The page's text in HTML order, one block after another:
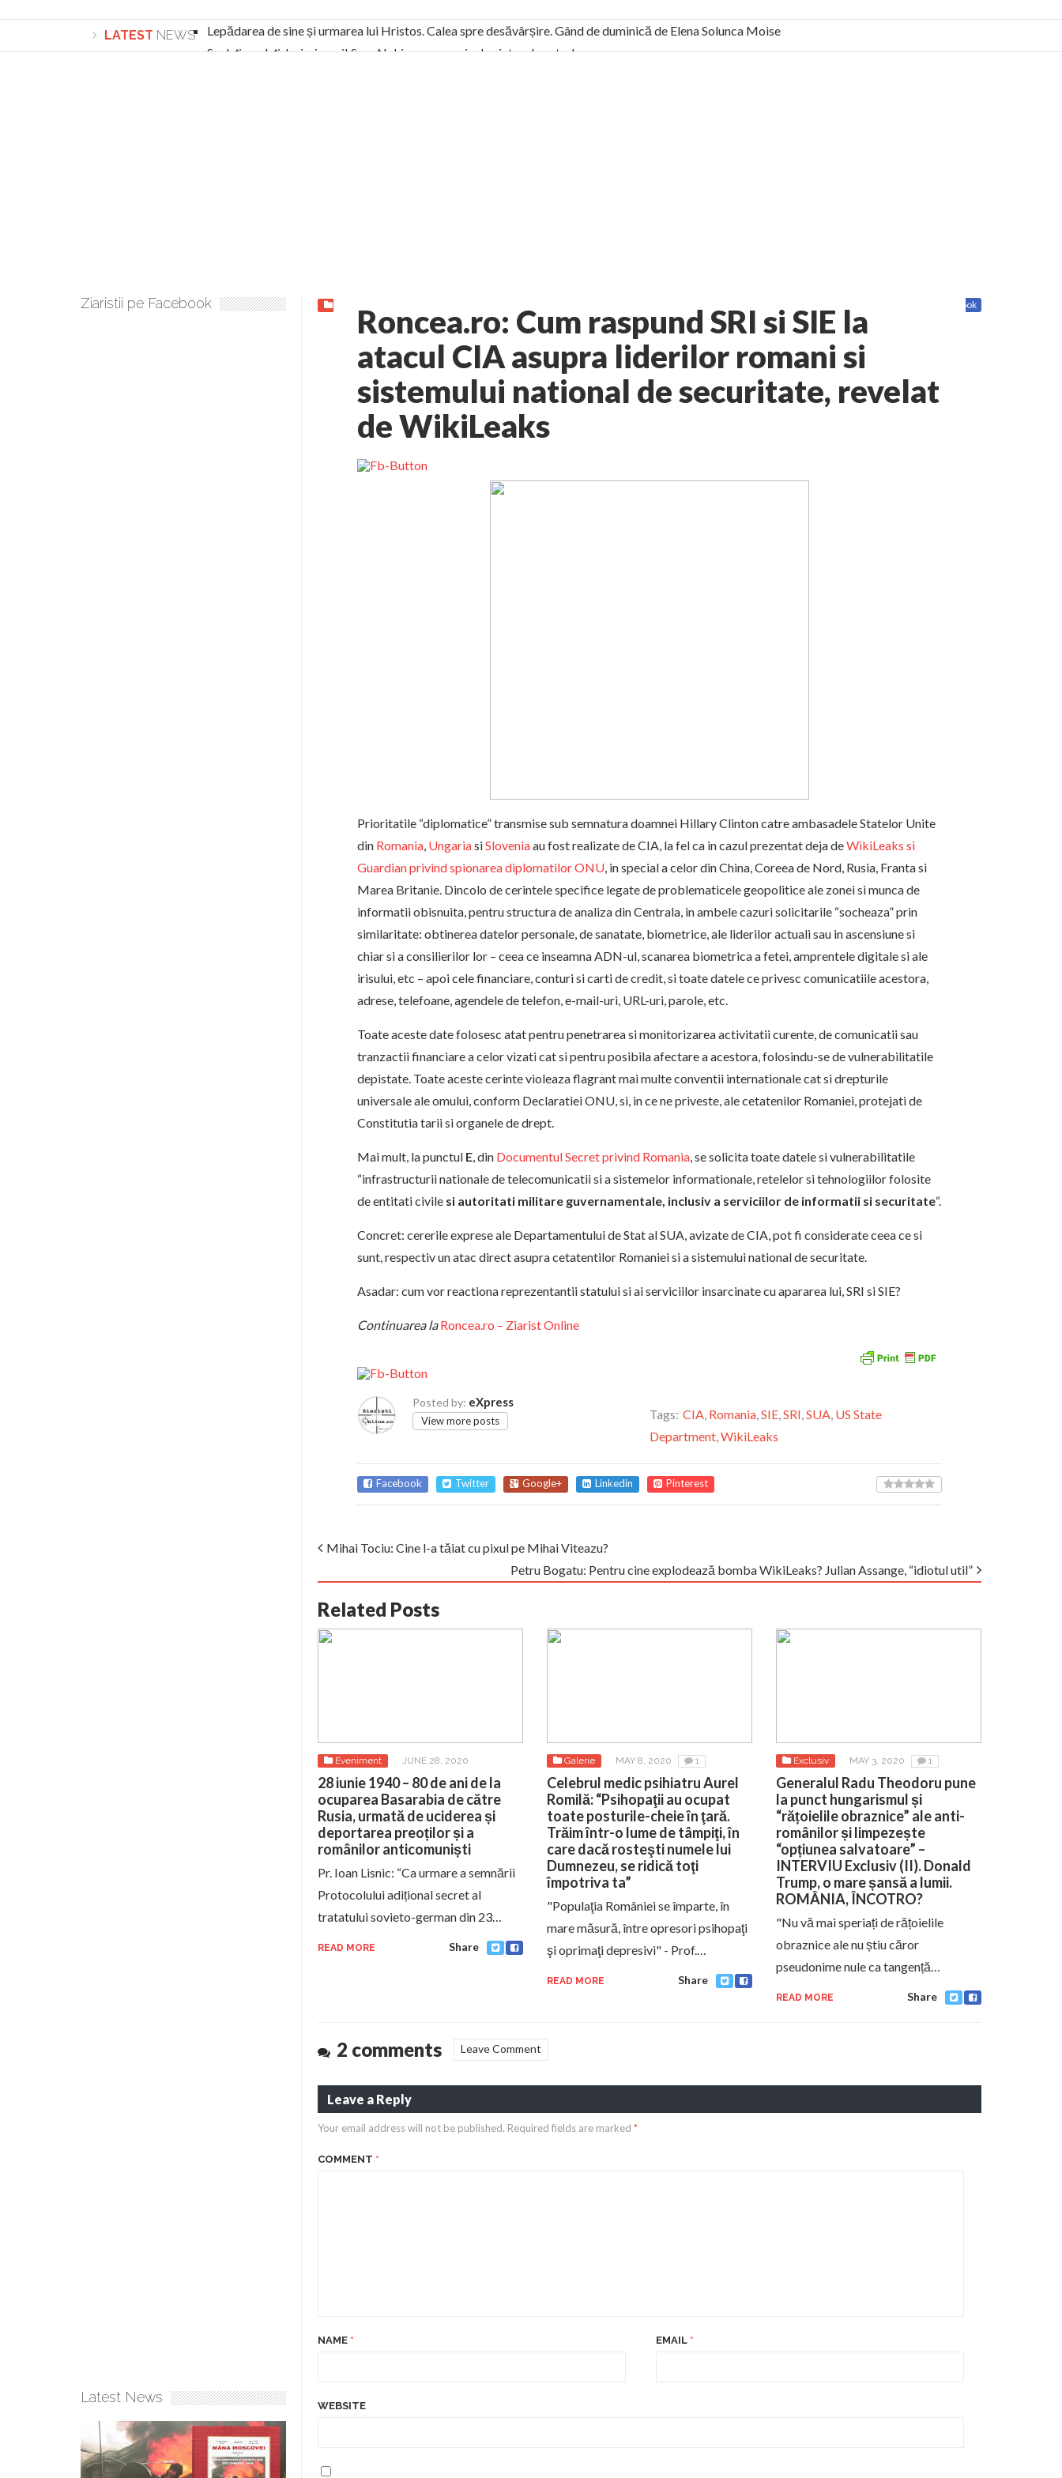
LATEST NEWS
Lepădarea de sine și urmarea lui Hristos. Calea spre desăvârșire. Gând de duminică de Elena Solunca Moise
Sculați, sculați, boieri mari! Sara Nukina are nevoie de ajutorul nostru!
Facebook
Roncea.ro: Cum raspund SRI si SIE la
atacul CIA asupra liderilor romani si
sistemului national de securitate, revelat
de WikiLeaks
Prioritatile “diplomatice” transmise sub semnatura doamnei Hillary Clinton catre ambasadele Statelor Unite
din Romania, UngariasiSloveniaau fost realizate de CIA, la fel ca in cazul prezentat deja deWikiLeaks si
Guardian privind spionarea diplomatilor ONU, in special a celor din China, Coreea de Nord, Rusia, Franta si
Marea Britanie. Dincolo de cerintele specifice legate de problematicele geopolitice ale zonei si munca de
informatii obisnuita, pentru structura de analiza din Centrala, in ambele cazuri solicitarile “socheaza” prin
similaritate: obtinerea datelor personale, de sanatate, biometrice, ale liderilor actuali sau in ascensiune si
chiar si a consilierilor lor – ceea ce inseamna ADN-ul, scanarea biometrica a fetei, amprentele digitale si ale
irisului, etc – apoi cele financiare, conturi si carti de credit, si toate datele ce privesc comunicatiile acestora,
adrese, telefoane, agendele de telefon, e-mail-uri, URL-uri, parole, etc.
Toate aceste date folosesc atat pentru penetrarea si monitorizarea activitatii curente, de comunicatii sau
tranzactii financiare a celor vizati cat si pentru posibila afectare a acestora, folosindu-se de vulnerabilitatile
depistate. Toate aceste cerinte violeaza flagrant mai multe conventii internationale cat si drepturile
universale ale omului, conform Declaratiei ONU, si, in ce ne priveste, ale cetatenilor Romaniei, protejati de
Constitutia tarii si organele de drept.
Mai mult, la punctul E, din Documentul Secret privind Romania, se solicita toate datele si vulnerabilitatile
“infrastructurii nationale de telecomunicatii si a sistemelor informationale, retelelor si tehnologiilor folosite
de entitati civile si autoritati militare guvernamentale, inclusiv a serviciilor de informatii si securitate“.
Concret: cererile exprese ale Departamentului de Stat al SUA, avizate de CIA, pot fi considerate ceea ce si
sunt, respectiv un atac direct asupra cetatentilor Romaniei si a sistemului national de securitate.
Asadar: cum vor reactiona reprezentantii statului si ai serviciilor insarcinate cu apararea lui, SRI si SIE?
Continuarea la Roncea.ro – Ziarist Online
Posted by: eXpress
View more posts Tags: CIA, Romania,SIE,SRI,SUA, US State
Department,WikiLeaks
Facebook Twitter Google+ Linkedin Pinterest
Mihai Tociu: Cine l-a tăiat cu pixul pe Mihai Viteazu?
Petru Bogatu: Pentru cine explodează bomba WikiLeaks? Julian Assange, “idiotul util”
Related Posts
Eveniment JUNE 28, 2020
28 iunie 1940 – 80 de ani de la
ocuparea Basarabia de către
Rusia, urmată de uciderea și
deportarea preoților și a
românilor anticomuniști
Pr. Ioan Lisnic: “Ca urmare a semnării
Protocolului adițional secret al
tratatului sovieto-german din 23…
READ MORE Share
Galerie MAY 8, 2020 1
Celebrul medic psihiatru Aurel
Romilă: “Psihopaţii au ocupat
toate posturile-cheie în ţară.
Trăim într-o lume de tâmpiţi, în
care dacă rosteşti numele lui
Dumnezeu, se ridică toţi
împotriva ta”
"Populaţia României se împarte, în
mare măsură, între opresori psihopaţi
şi oprimaţi depresivi" - Prof.…
READ MORE Share
Exclusiv MAY 3, 2020 1
Generalul Radu Theodoru pune
la punct hungarismul și
“rățoielile obraznice” ale anti-
românilor și limpezește
“opțiunea salvatoare” –
INTERVIU Exclusiv (II). Donald
Trump, o mare șansă a lumii.
ROMÂNIA, ÎNCOTRO?
"Nu vă mai speriați de rățoielile
obraznice ale nu știu căror
pseudonime nule ca tangență…
READ MORE Share
2 comments Leave Comment
Leave a Reply
Your email address will not be published. Required fields are marked *
COMMENT *
NAME * EMAIL *
WEBSITE
Ziaristii pe Facebook
Latest News